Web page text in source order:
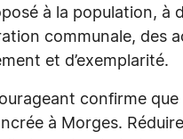
à la population, à
communale,
et d’exemplarité.
confirme
à Morges.